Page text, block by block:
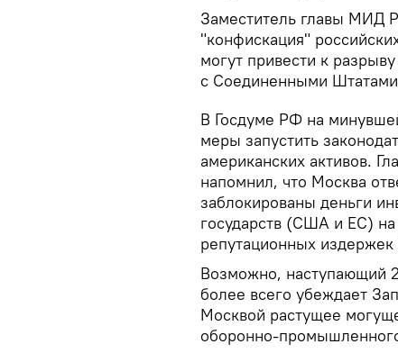
Заместитель главы МИД
"конфискация"
могут привести к
с Соединенными
В Госдуме РФ на
меры запустить
американских активов.
напомнил, что Москва
заблокированы деньги
государств (США и ЕС)
репутационных
Возможно, наступающий
более всего убеждает
Москвой растущее
оборонно-